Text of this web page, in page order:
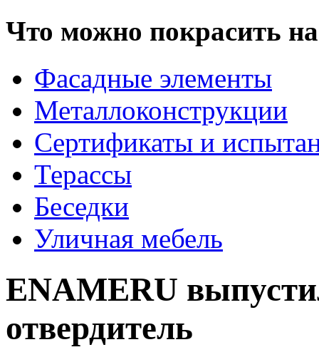
Что можно покрасить на
Фасадные элементы
Металлоконструкции
Сертификаты и
Терассы
Беседки
Уличная мебель
ENAMERU
отвердитель